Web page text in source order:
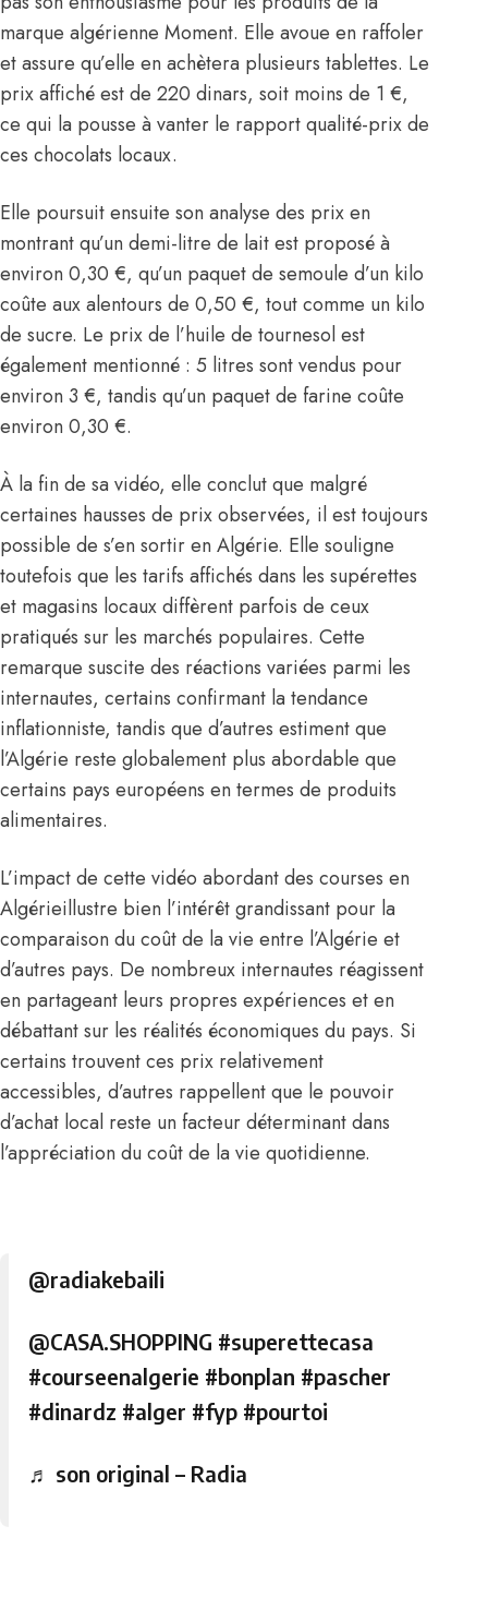
marque algérienne Moment. Elle avoue en raffoler
et assure qu’elle en achètera plusieurs tablettes. Le
prix affiché est de 220 dinars, soit moins de 1 €,
ce qui la pousse à vanter le rapport qualité-prix de
ces chocolats locaux.
Elle poursuit ensuite son analyse des prix en
montrant qu’un demi-litre de lait est proposé à
environ 0,30 €, qu’un paquet de semoule d’un kilo
coûte aux alentours de 0,50 €, tout comme un kilo
de sucre. Le prix de l’huile de tournesol est
également mentionné : 5 litres sont vendus pour
environ 3 €, tandis qu’un paquet de farine coûte
environ 0,30 €.
À la fin de sa vidéo, elle conclut que malgré
certaines hausses de prix observées, il est toujours
possible de s’en sortir en Algérie. Elle souligne
toutefois que les tarifs affichés dans les supérettes
et magasins locaux diffèrent parfois de ceux
pratiqués sur les marchés populaires. Cette
remarque suscite des réactions variées parmi les
internautes, certains confirmant la tendance
inflationniste, tandis que d’autres estiment que
l’Algérie reste globalement plus abordable que
certains pays européens en termes de produits
alimentaires.
L’impact de cette vidéo abordant des courses en
Algérieillustre bien l’intérêt grandissant pour la
comparaison du coût de la vie entre l’Algérie et
d’autres pays. De nombreux internautes réagissent
en partageant leurs propres expériences et en
débattant sur les réalités économiques du pays. Si
certains trouvent ces prix relativement
accessibles, d’autres rappellent que le pouvoir
d’achat local reste un facteur déterminant dans
l’appréciation du coût de la vie quotidienne.
@radiakebaili
@CASA.SHOPPING #superettecasa
#courseenalgerie #bonplan #pascher
#dinardz #alger #fyp #pourtoi
♬ son original – Radia